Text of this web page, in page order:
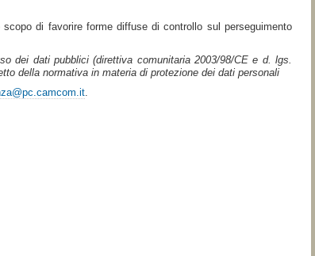
di favorire forme diffuse di controllo sul perseguimento
dei dati pubblici (direttiva comunitaria 2003/98/CE e d. lgs.
della normativa in materia di protezione dei dati personali
.